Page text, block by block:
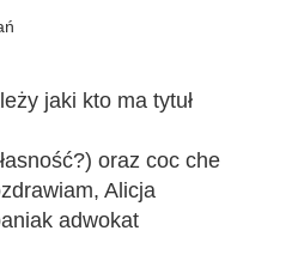
jaki kto ma tytuł
oraz coc che
Alicja
adwokat